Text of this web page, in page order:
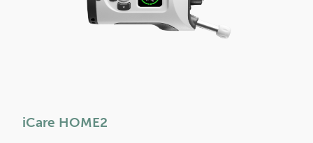
iCare HOME2